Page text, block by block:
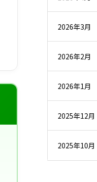
2026年3月
2026年2月
2026年1月
2025年12月
2025年10月